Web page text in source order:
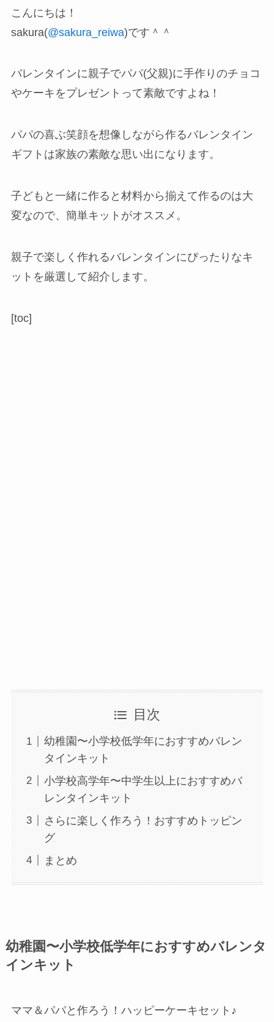
こんにちは！
sakura(@sakura_reiwa)です＾＾
バレンタインに親子でパパ(父親)に手作りのチョコ
やケーキをプレゼントって素敵ですよね！
パパの喜ぶ笑顔を想像しながら作るバレンタイン
ギフトは家族の素敵な思い出になります。
子どもと一緒に作ると材料から揃えて作るのは大
変なので、簡単キットがオススメ。
親子で楽しく作れるバレンタインにぴったりなキ
ットを厳選して紹介します。
[toc]
目次
幼稚園〜小学校低学年におすすめバレン
タインキット
小学校高学年〜中学生以上におすすめバ
レンタインキット
さらに楽しく作ろう！おすすめトッピン
グ
まとめ
幼稚園〜小学校低学年におすすめバレンタ
インキット
ママ＆パパと作ろう！ハッピーケーキセット♪